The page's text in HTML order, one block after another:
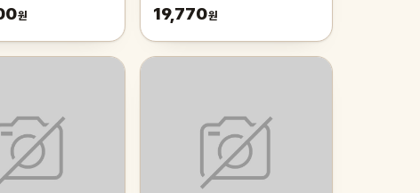
이 오렌지/21단/26
원
개
19,770원